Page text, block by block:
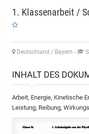
1. Klassenarbeit /
Deutschland / Bayern -
INHALT DES
Arbeit, Energie, Kinetische
Leistung, Reibung,